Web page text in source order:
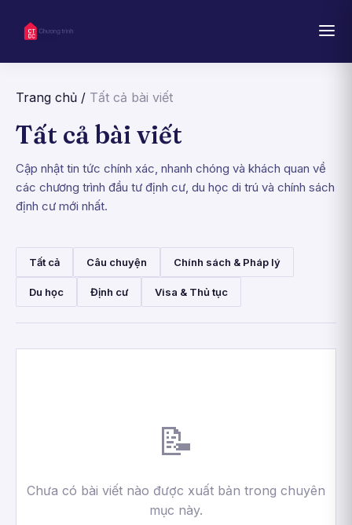
Trang chủ / Tất cả bài viết
Tất cả bài viết
Cập nhật tin tức chính xác, nhanh chóng và khách quan về
các chương trình đầu tư định cư, du học di trú và chính sách
định cư mới nhất.
Tất cả Câu chuyện Chính sách & Pháp lý
Du học Định cư Visa & Thủ tục
📝
Chưa có bài viết nào được xuất bản trong chuyên
mục này.